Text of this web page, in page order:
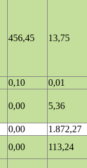
456,45 13,75
0,10
0,01
0,00 5,36
0,00
1.872,27
0,00
113,24